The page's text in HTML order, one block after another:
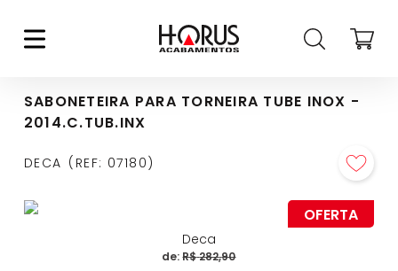
SABONETEIRA PARA TORNEIRA TUBE INOX -
2014.C.TUB.INX
DECA REF: 07180
OFERTA
Deca
de:R$282,90